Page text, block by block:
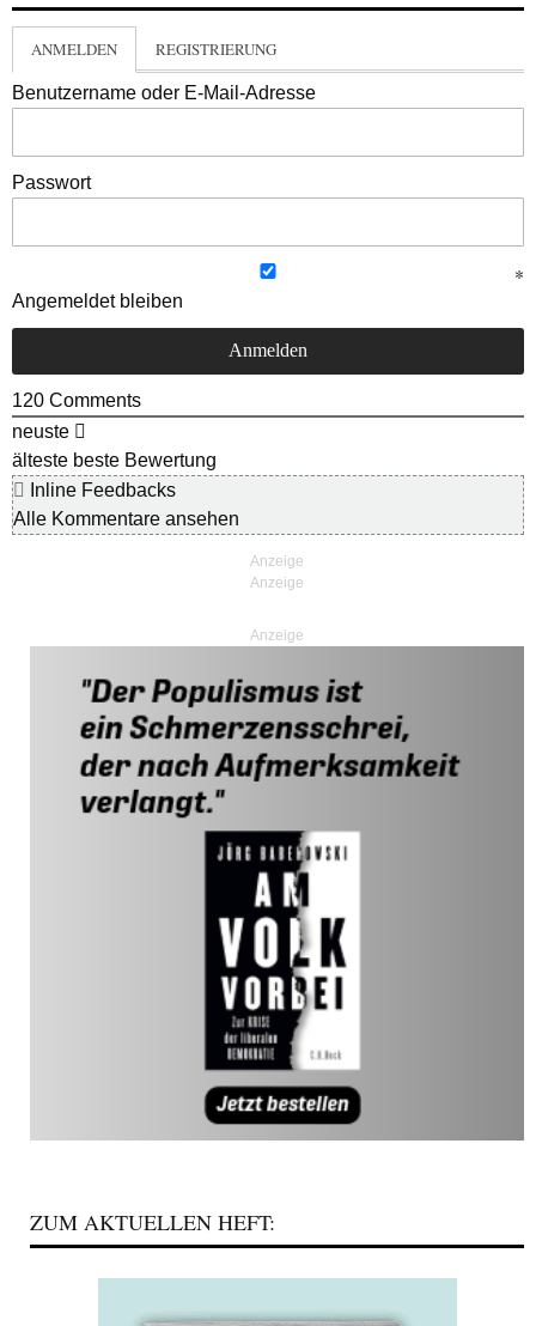
ANMELDEN REGISTRIERUNG
Benutzername oder E-Mail-Adresse
Passwort
Angemeldet bleiben
120 Comments
neuste
älteste beste Bewertung
Inline Feedbacks
Alle Kommentare ansehen
Anzeige
ZUM AKTUELLEN HEFT: